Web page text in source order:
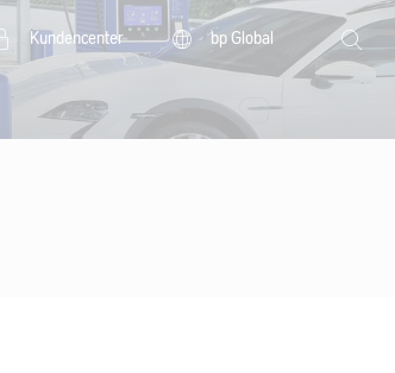
Kundencenter
bp Global
Search